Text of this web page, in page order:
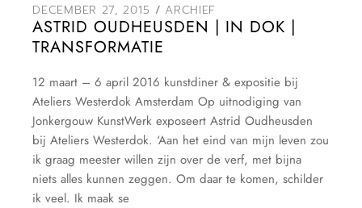
DECEMBER 27, 2015 ARCHIEF
ASTRID OUDHEUSDEN | IN DOK |
TRANSFORMATIE
12 maart – 6 april 2016 kunstdiner & expositie bij
Ateliers Westerdok Amsterdam Op uitnodiging van
Jonkergouw KunstWerk exposeert Astrid Oudheusden
bij Ateliers Westerdok. ‘Aan het eind van mijn leven zou
ik graag meester willen zijn over de verf, met bijna
niets alles kunnen zeggen. Om daar te komen, schilder
ik veel. Ik maak se